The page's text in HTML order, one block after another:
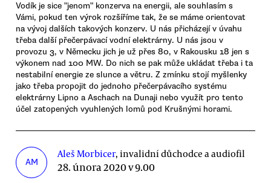
Vodík je sice "jenom" konzerva na energii, ale souhlasím s
Vámi, pokud ten výrok rozšíříme tak, že se máme orientovat
na vývoj dalších takových konzerv. U nás přicházejí v úvahu
třeba další přečerpávací vodní elektrárny. U nás jsou v
provozu 3, v Německu jich je už přes 80, v Rakousku 18 jen s
výkonem nad 100 MW. Do nich se pak může ukládat třeba i ta
nestabilní energie ze slunce a větru. Z zmínku stojí myšlenky
jako třeba propojit do jednoho přečerpávacího systému
elektrárny Lipno a Aschach na Dunaji nebo využít pro tento
účel zatopených vyuhlených lomů pod Krušnými horami.
AM
Aleš Morbicer, invalidní důchodce a audiofil
28. února 2020 v 9.00